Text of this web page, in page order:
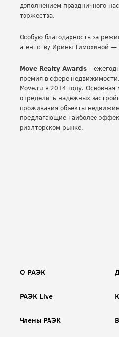
дополнением праздничного
торжества.
Особую благодарность за
агентству Ирины Тимохиной —
Move Realty Awards –
премия в сфере
Move.ru в 2014 году. Основная
определить надежных
проживания объекты
предлагающие наиболее
риэлторском рынке.
О РАЭК
РАЭК Live
Члены РАЭК